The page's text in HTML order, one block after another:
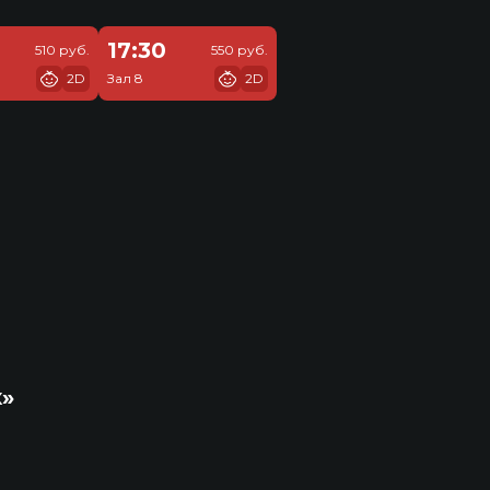
510 руб.
2D
17:30
Зал 8
550 руб.
2D